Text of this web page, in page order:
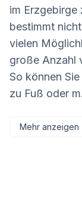
im Erzgebirge
bestimmt
vielen
große Anzahl
So können
zu Fuß oder
Mehr anzeigen